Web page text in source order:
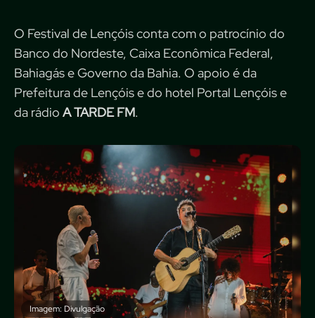
O Festival de Lençóis conta com o patrocínio do
Banco do Nordeste, Caixa Econômica Federal,
Bahiagás e Governo da Bahia. O apoio é da
Prefeitura de Lençóis e do hotel Portal Lençóis e
da rádio A TARDE FM.
Imagem: Divulgação